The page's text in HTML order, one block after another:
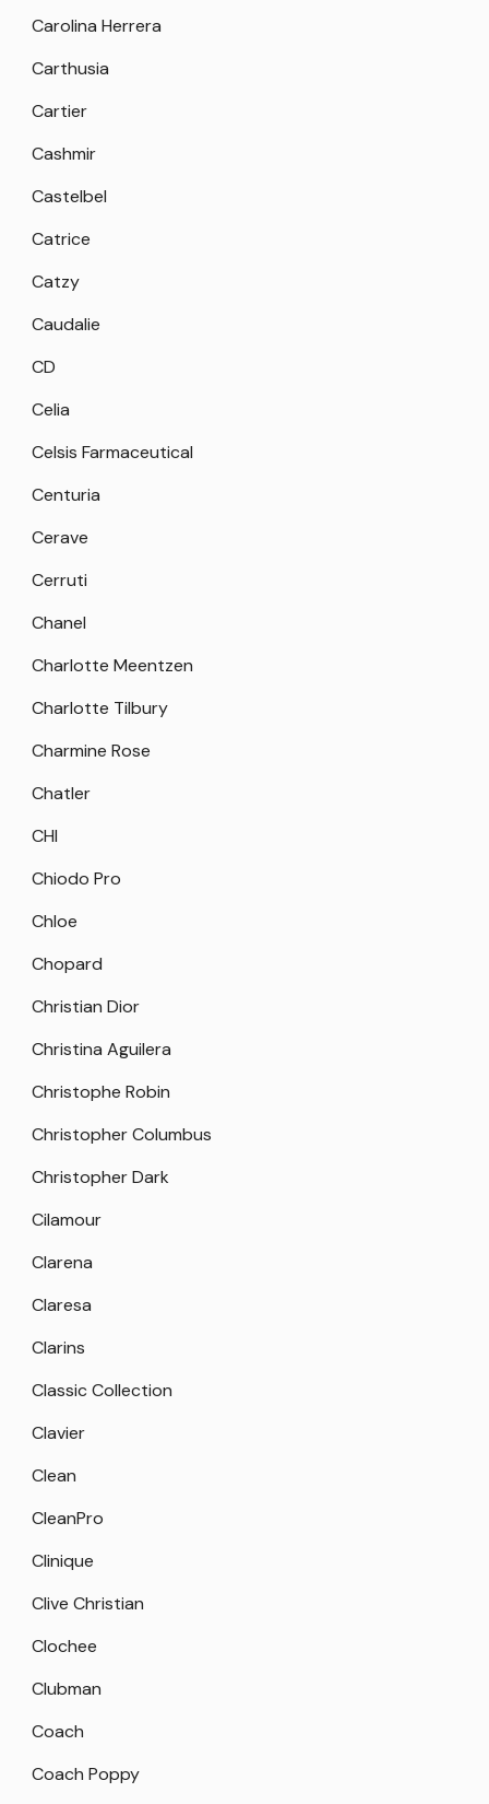
Carolina Herrera
Carthusia
Cartier
Cashmir
Castelbel
Catrice
Catzy
Caudalie
CD
Celia
Celsis Farmaceutical
Centuria
Cerave
Cerruti
Chanel
Charlotte Meentzen
Charlotte Tilbury
Charmine Rose
Chatler
CHI
Chiodo Pro
Chloe
Chopard
Christian Dior
Christina Aguilera
Christophe Robin
Christopher Columbus
Christopher Dark
Cilamour
Clarena
Claresa
Clarins
Classic Collection
Clavier
Clean
CleanPro
Clinique
Clive Christian
Clochee
Clubman
Coach
Coach Poppy